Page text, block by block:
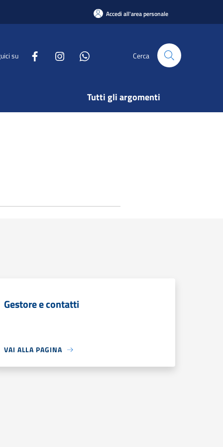
Accedi all'area personale
su Cerca
Tutti gli argomenti
Gestore e contatti
VAI ALLA PAGINA